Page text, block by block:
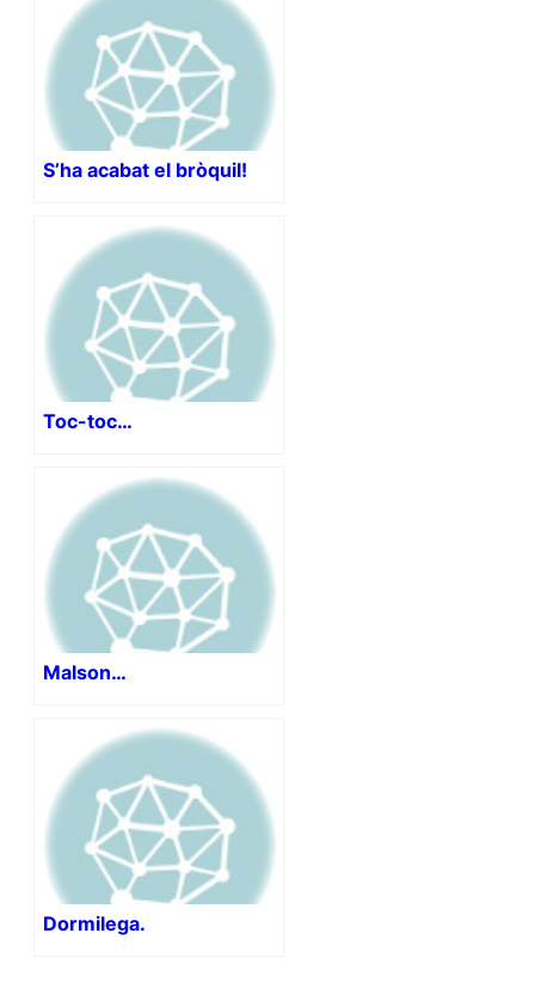
S’ha acabat el bròquil!
Toc-toc…
Malson…
Dormilega.